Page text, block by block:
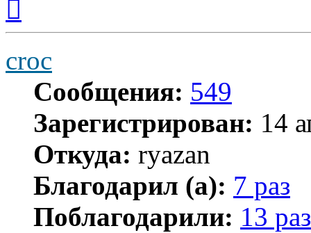
началу
croc
Сообщения: 549
Зарегистрирован: 14
Откуда: ryazan
Благодарил (а): 7 раз
Поблагодарили: 13 раз